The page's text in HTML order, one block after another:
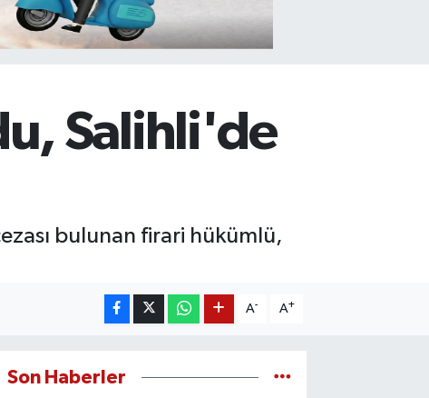
Salihli'de
bulunan firari hükümlü,
A- A+
Son Haberler